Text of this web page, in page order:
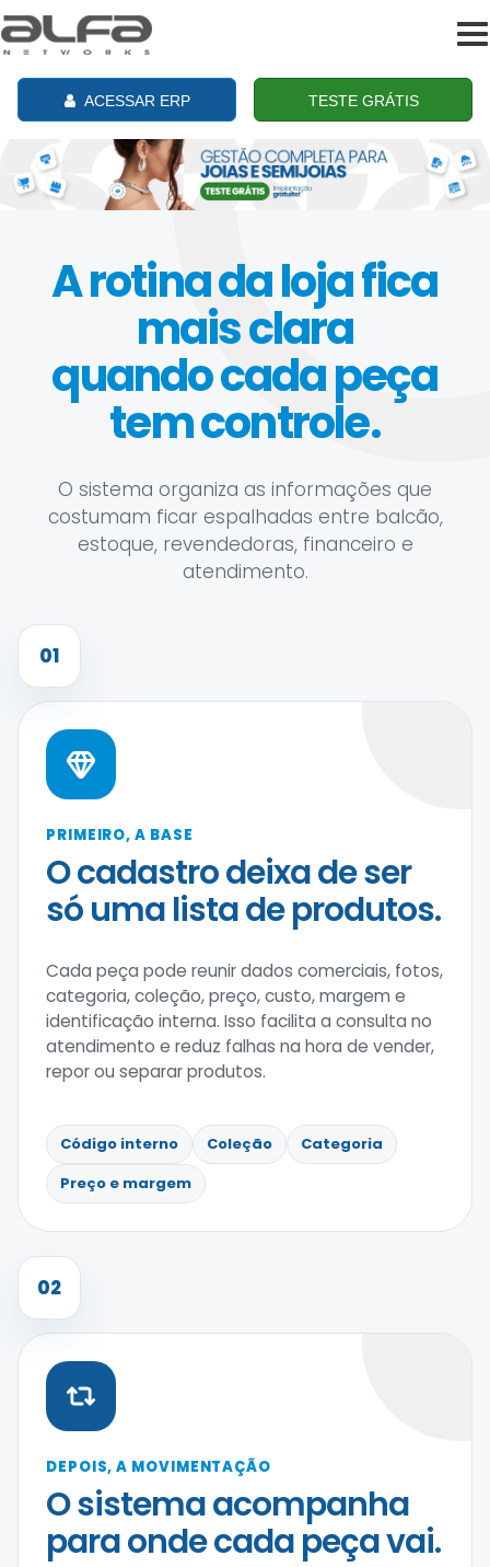
ACESSAR ERP TESTE GRÁTIS
A rotina da loja fica
mais clara
quando cada peça
tem controle.
O sistema organiza as informações que
costumam ficar espalhadas entre balcão,
estoque, revendedoras, financeiro e
atendimento.
01
PRIMEIRO, A BASE
O cadastro deixa de ser
só uma lista de produtos.
Cada peça pode reunir dados comerciais, fotos,
categoria, coleção, preço, custo, margem e
identificação interna. Isso facilita a consulta no
atendimento e reduz falhas na hora de vender,
repor ou separar produtos.
Código interno Coleção
Categoria
Preço e margem
02
DEPOIS, A MOVIMENTAÇÃO
O sistema acompanha
para onde cada peça vai.